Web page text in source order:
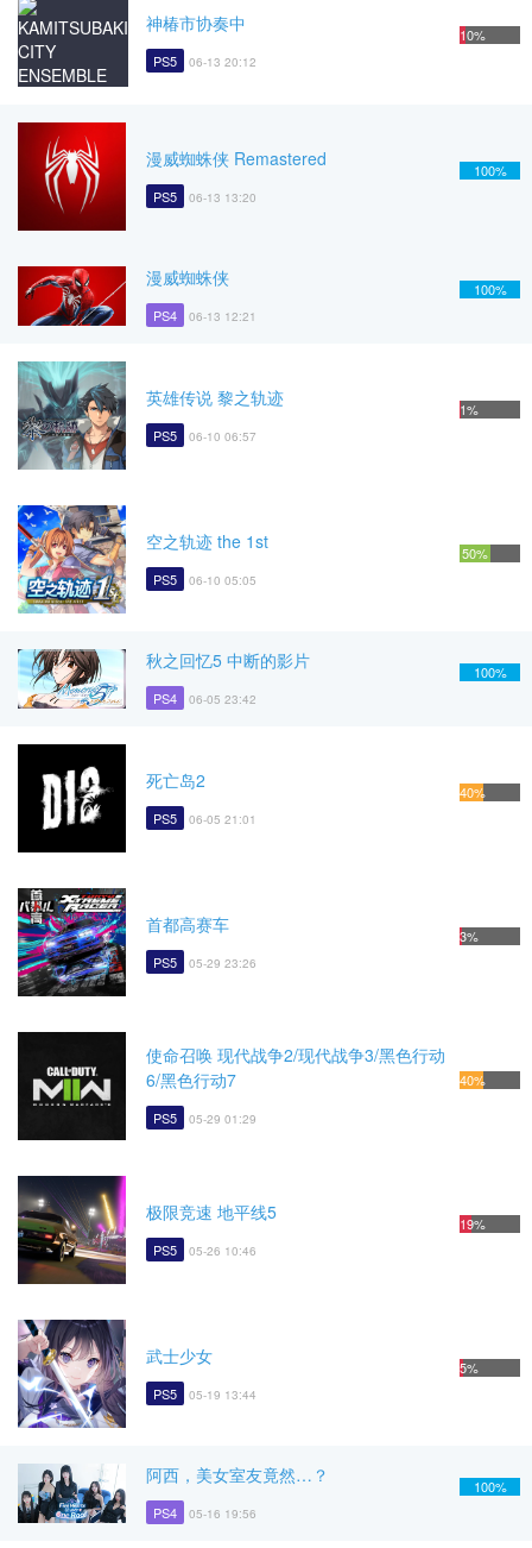
神椿市协奏中
PS5 06-13 20:12
10%
漫威蜘蛛侠 Remastered
PS5 06-13 13:20
100%
漫威蜘蛛侠
PS4 06-13 12:21
100%
英雄传说 黎之轨迹
PS5 06-10 06:57
1%
空之轨迹 the 1st
PS5 06-10 05:05
50%
秋之回忆5 中断的影片
PS4 06-05 23:42
100%
死亡岛2
PS5 06-05 21:01
40%
首都高赛车
PS5 05-29 23:26
3%
使命召唤 现代战争2/现代战争3/黑色行动
6/黑色行动7
PS5 05-29 01:29
40%
极限竞速 地平线5
PS5 05-26 10:46
19%
武士少女
PS5 05-19 13:44
5%
阿西，美女室友竟然…？
PS4 05-16 19:56
100%